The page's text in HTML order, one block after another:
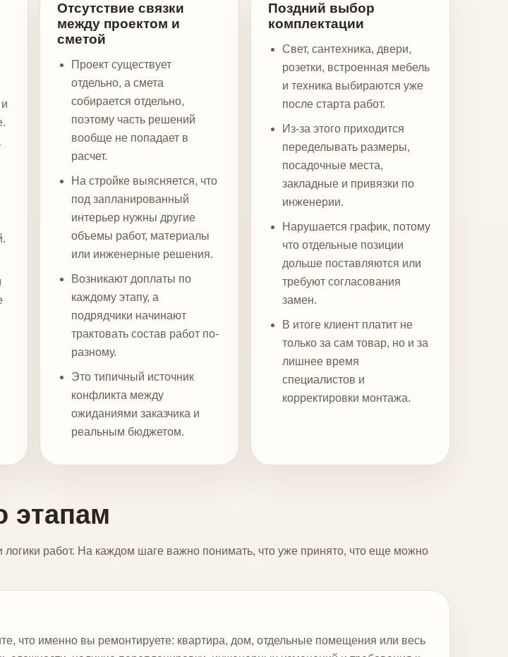
Отсутствие связки
между проектом и
сметой
Проект существует
отдельно, а смета
собирается отдельно,
поэтому часть решений
вообще не попадает в
расчет.
На стройке выясняется, что
под запланированный
интерьер нужны другие
объемы работ, материалы
или инженерные решения.
Возникают доплаты по
каждому этапу, а
подрядчики начинают
трактовать состав работ по-
разному.
Это типичный источник
конфликта между
ожиданиями заказчика и
реальным бюджетом.
Поздний выбор
комплектации
Свет, сантехника, двери,
розетки, встроенная мебель
и техника выбираются уже
после старта работ.
Из-за этого приходится
переделывать размеры,
посадочные места,
закладные и привязки по
инженерии.
Нарушается график, потому
что отдельные позиции
дольше поставляются или
требуют согласования
замен.
В итоге клиент платит не
только за сам товар, но и за
лишнее время
специалистов и
корректировки монтажа.
этапам
логики работ. На каждом шаге важно понимать, что уже принято, что еще можно
что именно вы ремонтируете: квартира, дом, отдельные помещения или весь